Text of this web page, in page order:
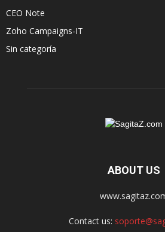
CEO Note
Zoho Campaigns-IT
Sin categoría
ABOUT US
Contact us: